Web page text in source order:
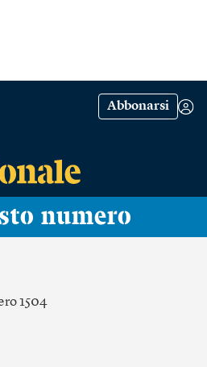
Abbonarsi
numero
1504